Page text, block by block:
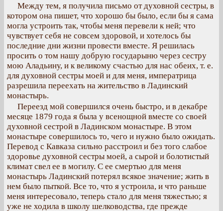
Между тем, я получила письмо от духовной сестры, в
котором она пишет, что хорошо бы было, если бы я сама
могла устроить так, чтобы меня перевели к ней; что
чувствует себя не совсем здоровой, и хотелось бы
последние дни жизни провести вместе. Я решилась
просить о том нашу добрую государыню через сестру
мою Аладьину, и к великому счастью для нас обеих, т. е.
для духовной сестры моей и для меня, императрица
разрешила переехать на жительство в Ладинский
монастырь.
Переезд мой совершился очень быстро, и в декабре
месяце 1879 года я была у всенощной вместе со своей
духовной сестрой в Ладинском монастыре. В этом
монастыре совершилось то, чего и нужно было ожидать.
Перевод с Кавказа сильно расстроил и без того слабое
здоровье духовной сестры моей, а сырой и болотистый
климат свел ее в могилу. С ее смертью для меня
монастырь Ладинский потерял всякое значение; жить в
нем было пыткой. Все то, что я устроила, и что раньше
меня интересовало, теперь стало для меня тяжестью; я
уже не ходила в школу шелководства, где прежде